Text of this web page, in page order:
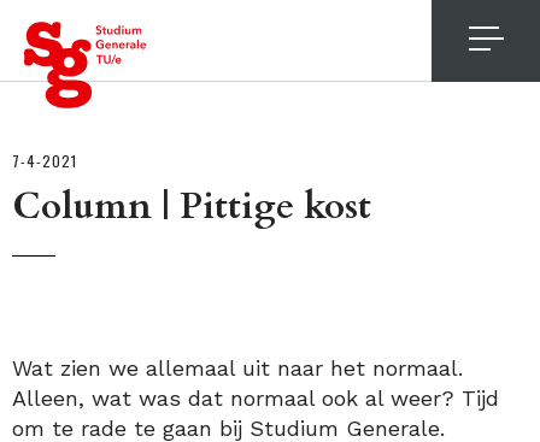
7-4-2021
Column | Pittige kost
Wat zien we allemaal uit naar het normaal.
Alleen, wat was dat normaal ook al weer? Tijd
om te rade te gaan bij Studium Generale.